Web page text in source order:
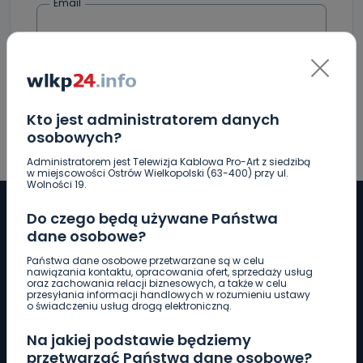
Kto jest administratorem danych
osobowych?
Administratorem jest Telewizja Kablowa Pro-Art z siedzibą
w miejscowości Ostrów Wielkopolski (63-400) przy ul.
Wolności 19.
Do czego będą używane Państwa
dane osobowe?
Państwa dane osobowe przetwarzane są w celu
nawiązania kontaktu, opracowania ofert, sprzedaży usług
oraz zachowania relacji biznesowych, a także w celu
przesyłania informacji handlowych w rozumieniu ustawy
o świadczeniu usług drogą elektroniczną.
Na jakiej podstawie będziemy
przetwarzać Państwa dane osobowe?
Email
Pobierz logotyp
LINIA INTERWENCYJNA